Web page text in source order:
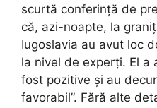
scurtă conferință de
că, azi-noapte, la
Iugoslavia au avut loc
la nivel de experți. El a
fost pozitive și au
favorabil”. Fără alte